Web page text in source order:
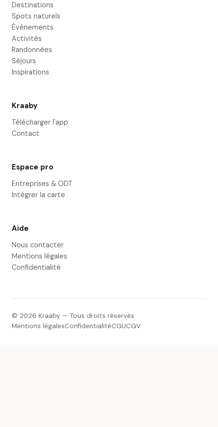
Destinations
Spots naturels
Événements
Activités
Randonnées
Séjours
Inspirations
Kraaby
Télécharger l'app
Contact
Espace pro
Entreprises & ODT
Intégrer la carte
Aide
Nous contacter
Mentions légales
Confidentialité
© 2026 Kraaby — Tous droits réservés
Mentions légalesConfidentialitéCGUCGV